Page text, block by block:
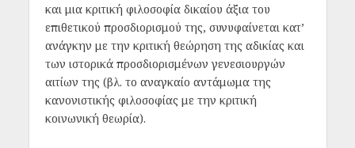
και μια κριτική φιλοσοφία δικαίου άξια του
επιθετικού προσδιορισμού της, συνυφαίνεται κατ’
ανάγκην με την κριτική θεώρηση της αδικίας και
των ιστορικά προσδιορισμένων γενεσιουργών
αιτίων της (βλ. το αναγκαίο αντάμωμα της
κανονιστικής φιλοσοφίας με την κριτική
κοινωνική θεωρία).